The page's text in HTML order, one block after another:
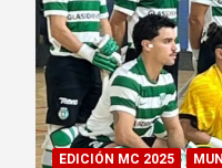
EDICIÓN MC 2025